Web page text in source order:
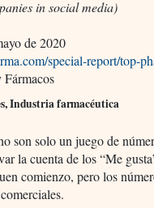
in social media)
de 2020
special-report/top-
Industria farmacéutica
son solo un juego de
la cuenta de los “Me
comienzo, pero los